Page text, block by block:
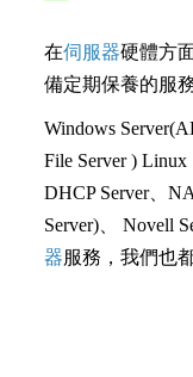
在伺服器硬體方
備定期保養的服
Windows
File Server ) Linux
DHCP Server、
Server)、 Novell
器服務，我們也